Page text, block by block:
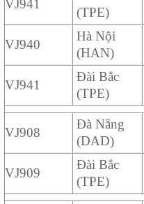
VJ941
(TPE)
VJ940
Hà Nội
(HAN)
VJ941
Đài Bắc
(TPE)
VJ908
Đà Nẵng
(DAD)
VJ909
Đài Bắc
(TPE)